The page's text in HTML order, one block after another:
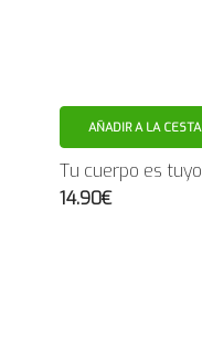
AÑADIR A LA CESTA
Tu cuerpo es tuyo
14.90€